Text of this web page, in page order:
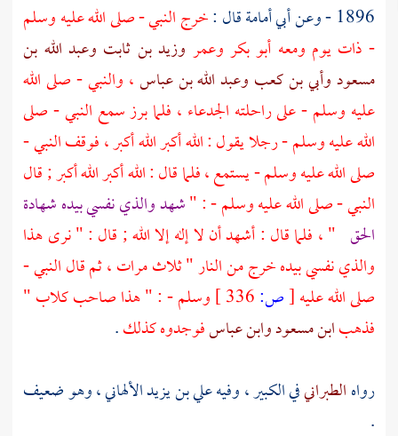
1896 - وعن أبي أمامةقال :خرج النبي - صلى الله عليه وسلم
- ذات يوم ومعه أبو بكر وعمر وزيد بن ثابت وعبد الله بن
مسعودوأبي بن كعب وعبد الله بن عباس، والنبي - صلى الله
عليه وسلم - على راحلته الجدعاء ، فلما برز سمع النبي - صلى
الله عليه وسلم - رجلا يقول : الله أكبر الله أكبر ، فوقف النبي -
صلى الله عليه وسلم - يستمع ، فلما قال : الله أكبر الله أكبر ; قال
النبي - صلى الله عليه وسلم - : "شهد والذي نفسي بيده شهادة
الحق " ، فلما قال : أشهد أن لا إله إلا الله ; قال : " نرى هذا
والذي نفسي بيده خرج من النار " ثلاث مرات ، ثم قال النبي -
صلى الله عليه[ص:
وسلم - : " هذا صاحب كلاب "
فذهبابن مسعودوابن عباسفوجدوه كذلك.
رواهالطبرانيفي الكبير ، وفيهعلي بن يزيد الألهاني، وهو ضعيف
.